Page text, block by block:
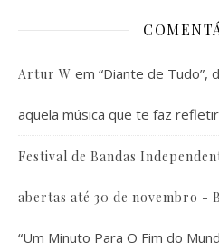
Artur W em “Diante de Tudo”,
aquela música que te faz refletir
Festival de Bandas
abertas até 30 de novembro -
“Um Minuto Para O Fim do